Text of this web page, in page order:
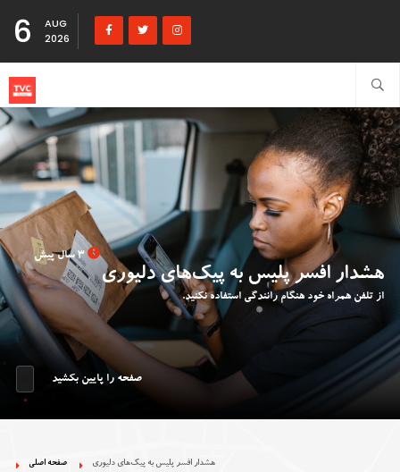
6
AUG
2026
3 سال پیش
هشدار افسر پلیس به پیک‌های دلیوری
از تلفن همراه خود هنگام رانندگی استفاده نکنید.
صفحه را پایین بکشید
صفحه اصلی هشدار افسر پلیس به پیک‌های دلیوری